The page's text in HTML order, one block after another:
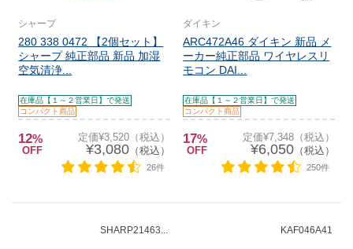
シャープ
280 338 0472 【2個セット】
シャープ 純正部品 新品 加湿
空気清浄...
在庫品【１～２営業日】で発送
コンパクト商品
12%
OFF
定価¥3,520（税込）
¥3,080（税込）
26件
ダイキン
ARC472A46 ダイキン 新品 メ
ーカー純正部品 ワイヤレスリ
モコン DAI...
在庫品【１～２営業日】で発送
コンパクト商品
17%
OFF
定価¥7,348（税込）
¥6,050（税込）
250件
SHARP21463... KAF046A41